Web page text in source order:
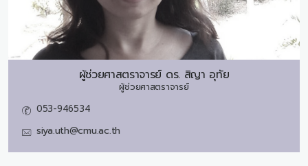
ผู้ช่วยศาสตราจารย์ ดร. สิญา อุทัย
ผู้ช่วยศาสตราจารย์
053-946534
siya.uth@cmu.ac.th